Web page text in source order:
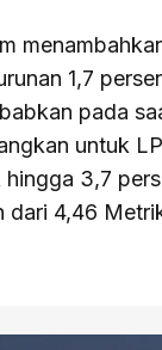
1,7
pada
untuk
hingga 3,7
dari 4,46